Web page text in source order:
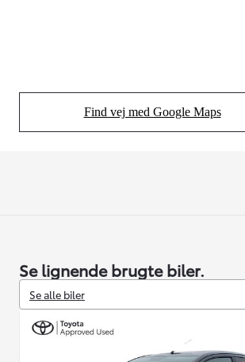
Find vej med Google Maps
(Opens in new tab)
Se lignende brugte biler.
Se alle biler